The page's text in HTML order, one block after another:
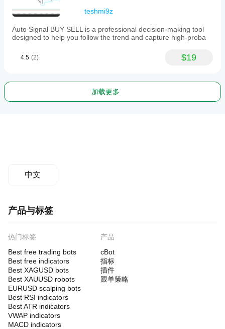
teshmi9z
Auto Signal BUY SELL is a professional decision-making tool
designed to help you follow the trend and capture high-proba
4.5 (2) $19
加载更多
中文
产品与标签
热门标签
Best free trading bots
Best free indicators
Best XAGUSD bots
Best XAUUSD robots
EURUSD scalping bots
Best RSI indicators
Best ATR indicators
VWAP indicators
MACD indicators
产品
cBot
指标
插件
跟单策略